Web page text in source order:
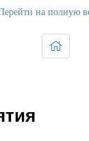
на полную